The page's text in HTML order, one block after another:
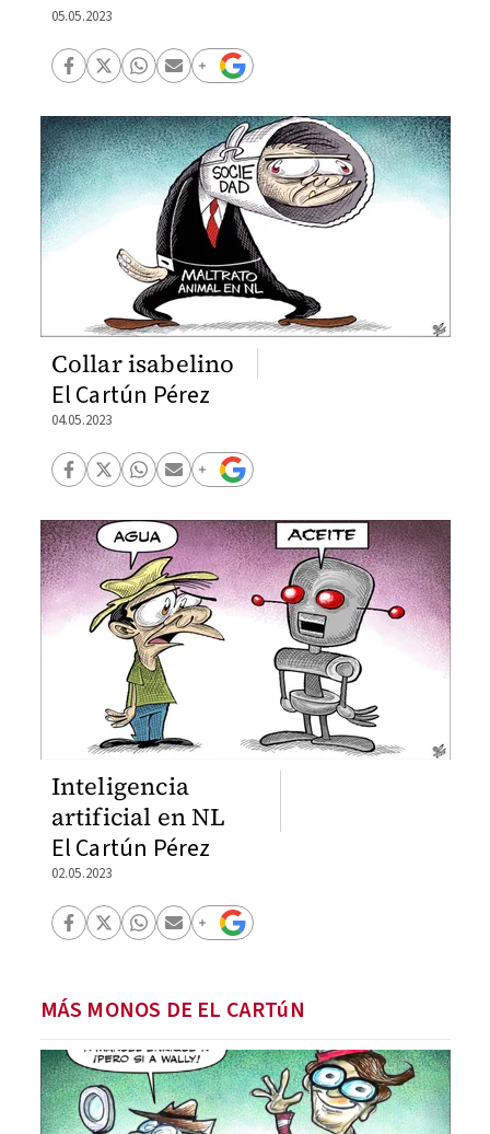
05.05.2023
Collar isabelino
El Cartún Pérez
04.05.2023
Inteligencia
artificial en NL
El Cartún Pérez
02.05.2023
MÁS MONOS DE EL CARTúN